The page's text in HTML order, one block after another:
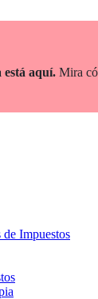
aquí. Mira
Impuestos